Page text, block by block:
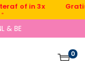
in 3x Gratis
& BE
0